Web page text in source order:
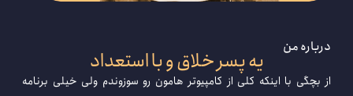
درباره من
یه پسر خلاق و با استعداد
از بچگی با اینکه کلی از کامپیوتر هامون رو سوزوندم ولی خیلی برنامه